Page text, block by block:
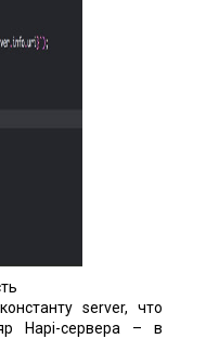
server, что
Hapi-сервера – в